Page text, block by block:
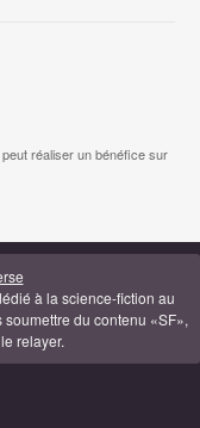
réaliser un bénéfice sur
à la science-fiction au
du contenu «SF»,
relayer.